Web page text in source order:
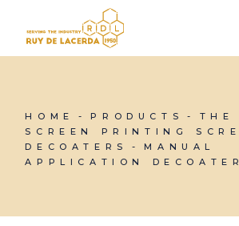
content
HOME PRODUCTS
THE
SCREEN PRINTING
DECOATERS
MANUAL
APPLICATION DECOATER